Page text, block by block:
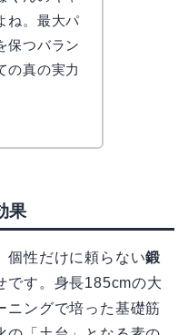
ね。最大パ
保つバラン
の真の実力
果
個性だけに頼らない鍛
です。身長185cmの大
ニングで培った基礎筋